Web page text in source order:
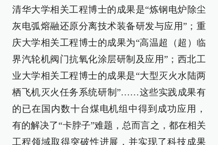
清华大学相关工程博士的成果是“炼钢电炉除尘
灰电弧熔融还原分离技术装备研发与应用”；重
庆大学相关工程博士的成果为“高温超（超）临
界汽轮机阀门抗氧化涂层研制及应用”；西北工
业大学相关工程博士的成果是“大型灭火水陆两
栖飞机灭火任务系统研制”……这些实践成果有
的已在国内数十台煤电机组中得到成功应用，
有的解决了“卡脖子”难题，总而言之，都在相关
工程领域取得突破性进展，并实现了科技成果